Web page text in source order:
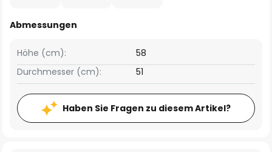
Abmessungen
Höhe (cm):
58
Durchmesser (cm):
51
Haben Sie Fragen zu diesem Artikel?